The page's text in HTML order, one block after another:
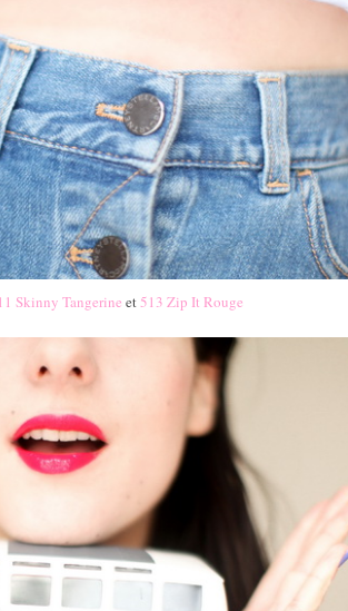
Skinny Tangerine et513 Zip It Rouge